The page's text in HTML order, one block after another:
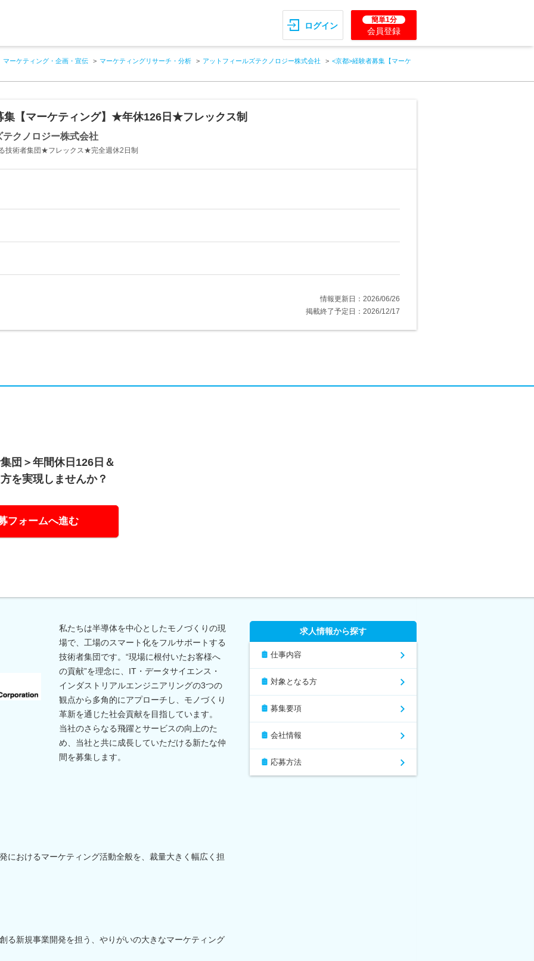
ログイン
簡単1分
会員登録
マーケティング・企画・宣伝 マーケティングリサーチ・分析 アットフィールズテクノロジー株式会社 <京都>経験者募集【マーケ
集【マーケティング】★年休126日★フレックス制
クノロジー株式会社
技術者集団★フレックス★完全週休2日制
情報更新日：2026/06/26
掲載終了予定日：2026/12/17
団＞年間休日126日＆
を実現しませんか？
フォームへ進む
私たちは半導体を中心としたモノづくりの現
場で、工場のスマート化をフルサポートする
技術者集団です。“現場に根付いたお客様へ
の貢献”を理念に、IT・データサイエンス・
インダストリアルエンジニアリングの3つの
観点から多角的にアプローチし、モノづくり
革新を通じた社会貢献を目指しています。
当社のさらなる飛躍とサービスの向上のた
め、当社と共に成長していただける新たな仲
間を募集します。
におけるマーケティング活動全般を、裁量大きく幅広く担
る新規事業開発を担う、やりがいの大きなマーケティング
求人情報から探す
仕事内容
対象となる方
募集要項
会社情報
応募方法